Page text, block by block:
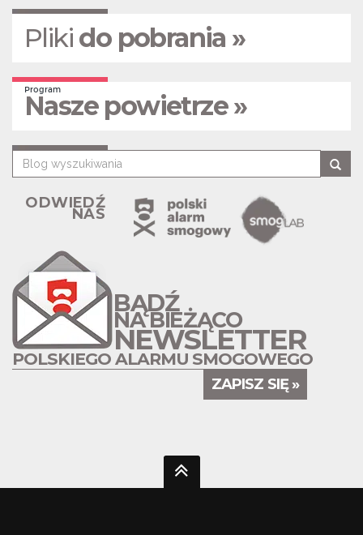
Pliki do pobrania »
Program
Nasze powietrze »
ODWIEDŹ
NAS
BĄDŹ
NA BIEŻĄCO
NEWSLETTER
POLSKIEGO ALARMU SMOGOWEGO
ZAPISZ SIĘ »